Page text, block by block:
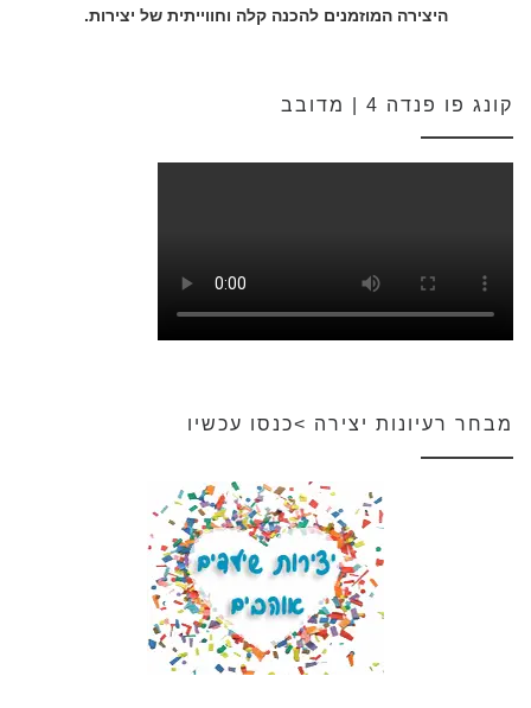
היצירה המוזמנים להכנה קלה וחווייתית של יצירות.
קונג פו פנדה 4 | מדובב
מבחר רעיונות יצירה >כנסו עכשיו